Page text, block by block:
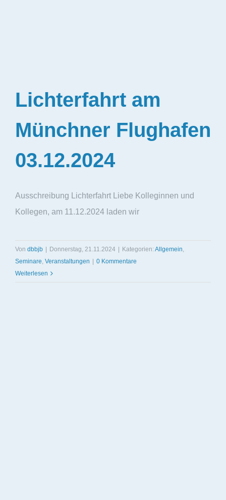
Lichterfahrt am
Münchner Flughafen
03.12.2024
Ausschreibung Lichterfahrt Liebe Kolleginnen und
Kollegen, am 11.12.2024 laden wir
Von dbbjb Donnerstag, 21.11.2024 Kategorien: Allgemein,
Seminare, Veranstaltungen
0 Kommentare
Weiterlesen